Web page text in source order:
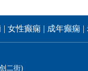
女性癫痫 成年癫痫
二街)